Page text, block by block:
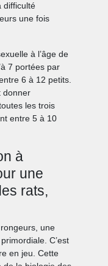
difficulté
une fois
à l’âge de
7 portées par
6 à 12 petits.
donner
les trois
entre 5 à 10
à
une
rats,
une
C’est
en jeu. Cette